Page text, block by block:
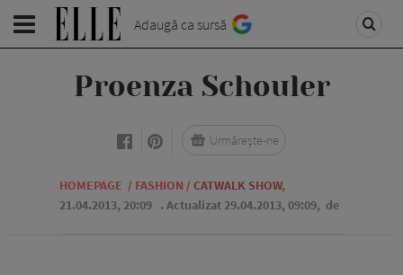
Adaugă ca sursă
Proenza Schouler
HOMEPAGE / FASHION / CATWALK SHOW,
21.04.2013, 20:09 . Actualizat 29.04.2013, 09:09, de
Urmărește-ne